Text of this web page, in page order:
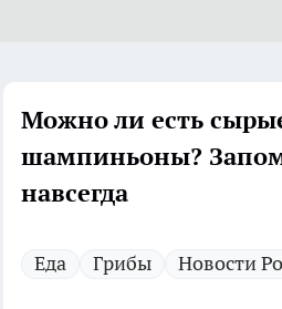
Можно ли есть
шампиньоны?
навсегда
Еда Грибы Новости